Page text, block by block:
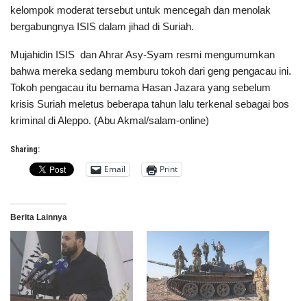
kelompok moderat tersebut untuk mencegah dan menolak
bergabungnya ISIS dalam jihad di Suriah.
Mujahidin ISIS dan Ahrar Asy-Syam resmi mengumumkan
bahwa mereka sedang memburu tokoh dari geng pengacau ini.
Tokoh pengacau itu bernama Hasan Jazara yang sebelum
krisis Suriah meletus beberapa tahun lalu terkenal sebagai bos
kriminal di Aleppo. (Abu Akmal/salam-online)
Sharing:
Email Print
Berita Lainnya